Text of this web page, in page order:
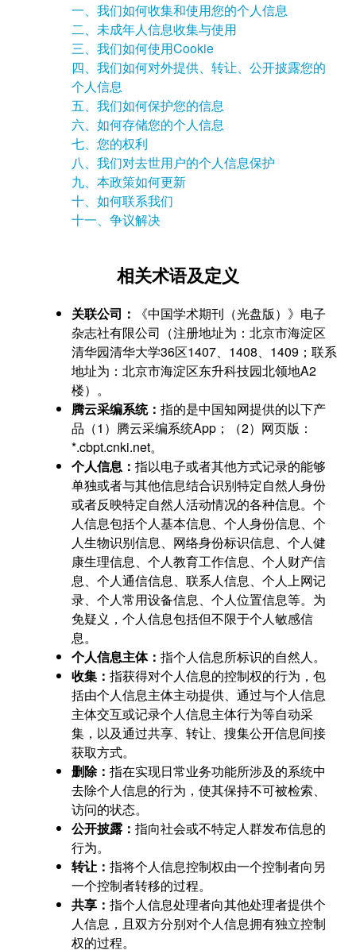
一、我们如何收集和使用您的个人信息
二、未成年人信息收集与使用
三、我们如何使用Cookie
四、我们如何对外提供、转让、公开披露您的
个人信息
五、我们如何保护您的信息
六、如何存储您的个人信息
七、您的权利
八、我们对去世用户的个人信息保护
九、本政策如何更新
十、如何联系我们
十一、争议解决
相关术语及定义
关联公司：
《中国学术期刊（光盘版）》电子
杂志社有限公司（注册地址为：北京市海淀区
清华园清华大学36区1407、1408、1409；联系
地址为：北京市海淀区东升科技园北领地A2
楼）。
腾云采编系统：指的是中国知网提供的以下产
品（1）腾云采编系统App；（2）网页版：
*.cbpt.cnki.net。
个人信息：指以电子或者其他方式记录的能够
单独或者与其他信息结合识别特定自然人身份
或者反映特定自然人活动情况的各种信息。个
人信息包括个人基本信息、个人身份信息、个
人生物识别信息、网络身份标识信息、个人健
康生理信息、个人教育工作信息、个人财产信
息、个人通信信息、联系人信息、个人上网记
录、个人常用设备信息、个人位置信息等。为
免疑义，个人信息包括但不限于个人敏感信
息。
个人信息主体：指个人信息所标识的自然人。
收集：指获得对个人信息的控制权的行为，包
括由个人信息主体主动提供、通过与个人信息
主体交互或记录个人信息主体行为等自动采
集，以及通过共享、转让、搜集公开信息间接
获取方式。
删除：指在实现日常业务功能所涉及的系统中
去除个人信息的行为，使其保持不可被检索、
访问的状态。
公开披露：指向社会或不特定人群发布信息的
行为。
转让：指将个人信息控制权由一个控制者向另
一个控制者转移的过程。
共享：指个人信息处理者向其他处理者提供个
人信息，且双方分别对个人信息拥有独立控制
权的过程。